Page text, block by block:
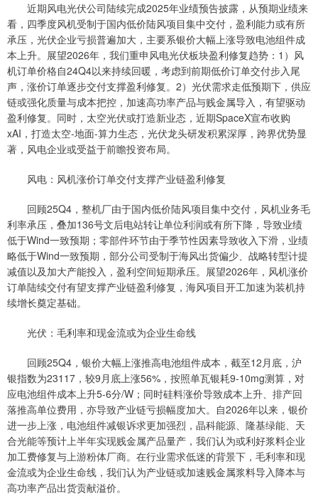
近期风电光伏公司陆续完成2025年业绩预告披露，从预期业绩来
看，四季度风机受制于国内低价陆风项目集中交付，盈利能力或有所
承压，光伏企业亏损普遍加大，主要系银价大幅上涨导致电池组件成
本上升。展望2026年，我们重申风电光伏板块盈利修复趋势：1）风
机订单价格自24Q4以来持续回暖，考虑到前期低价订单交付步入尾
声，涨价订单逐步交付支撑盈利修复。2）光伏需求走低预期下，供应
链或强化质量与成本把控，加速高功率产品与贱金属导入，有望驱动
盈利修复。同时，太空光伏或打造新业态，近期SpaceX宣布收购
xAI，打造太空-地面-算力生态，光伏龙头研发积累深厚，跨界优势显
著，风电企业或受益于前瞻投资布局。
风电：风机涨价订单交付支撑产业链盈利修复
回顾25Q4，整机厂由于国内低价陆风项目集中交付，风机业务毛
利率承压，叠加136号文后电站转让单位利润或有所下降，导致业绩
低于Wind一致预期；零部件环节由于季节性因素导致收入下滑，业绩
略低于Wind一致预期，部分公司受制于海风出货偏少、战略转型计提
减值以及加大产能投入，盈利空间短期承压。展望2026年，风机涨价
订单陆续交付有望支撑产业链盈利修复，海风项目开工加速为装机持
续增长奠定基础。
光伏：毛利率和现金流或为企业生命线
回顾25Q4，银价大幅上涨推高电池组件成本，截至12月底，沪
银指数为23117，较9月底上涨56%，按照单瓦银耗9-10mg测算，对
应电池组件成本上升5-6分/W；同时硅料涨价导致成本上升、排产回
落推高单位费用，亦导致产业链亏损幅度加大。自2026年以来，银价
进一步上涨，电池组件减银诉求更加强烈，晶科能源、隆基绿能、天
合光能等预计上半年实现贱金属产品量产，我们认为或利好浆料企业
加工费修复与上游粉体厂商。在行业需求低迷的背景下，毛利率和现
金流或为企业生命线，我们认为产业链或加速贱金属浆料导入降本与
高功率产品出货贡献溢价。